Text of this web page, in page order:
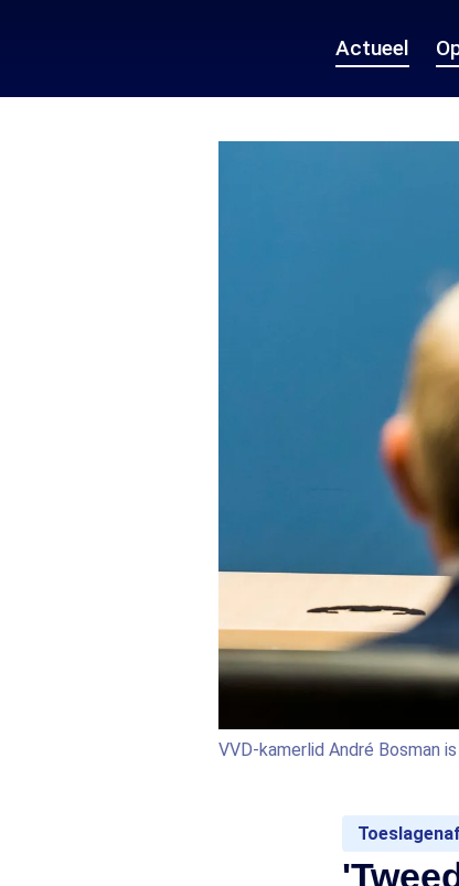
Actueel
VVD-kamerlid André Bosman